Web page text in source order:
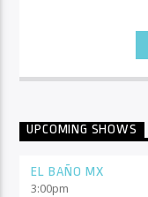
UPCOMING SHOWS
EL BAÑO MX
3:00pm